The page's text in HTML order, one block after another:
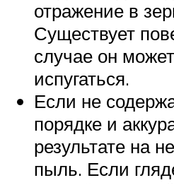
отражение в
Существует
случае он
испугаться.
Если не
порядке и
результате на
пыль. Если